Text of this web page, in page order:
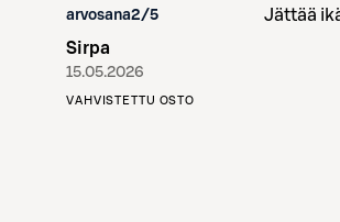
arvosana2/5
Sirpa
15.05.2026
VAHVISTETTU OSTO
Jättää